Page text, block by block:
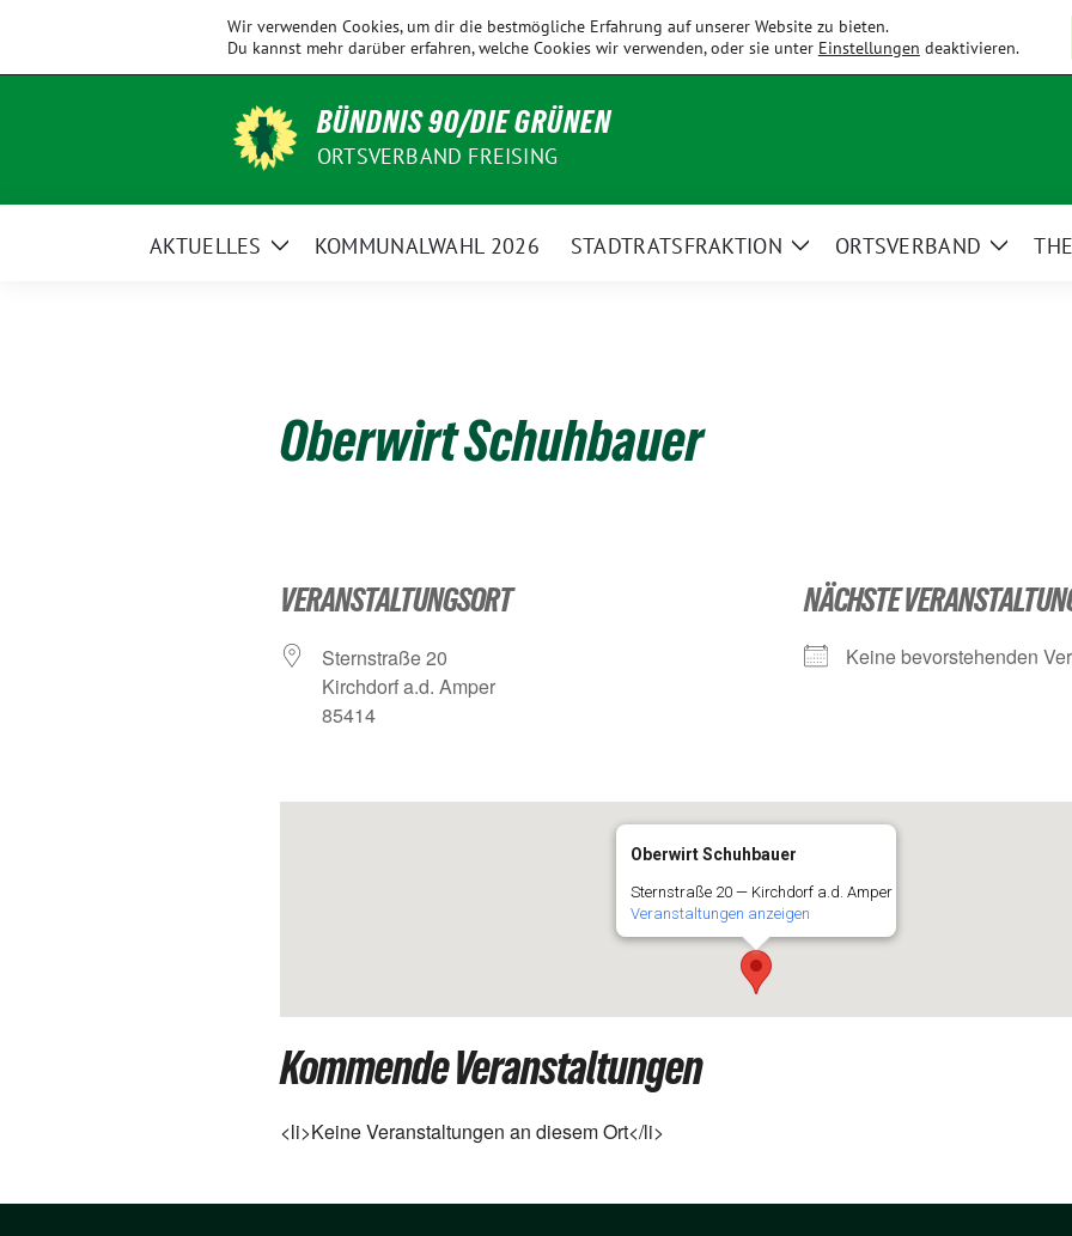
Inhalt
Allershausen Ampertal Eching Fahrenzhausen Hallbergmoos Holledau
BÜNDNIS 90/DIE GRÜNEN
ORTSVERBAND FREISING
AKTUELLES
ZeigeKOMMUNALWAHL 2026 STADTRATSFRAKTION
ZeigeORTSVERBAND
Zeige
Oberwirt Schuhbauer
VERANSTALTUNGSORT
Stern­stra­ße 20
Kirch­dorf a.d. Amper
85414
NÄCHSTE
Kei­ne bevor­ste­hen­den
Oberwirt Schuhbauer
Stern­stra­ße 20 — Kirch­dorf a.d. Amper
Ver­an­stal­tun­gen anzeigen
Kommende Veranstaltungen
<li>Keine Ver­an­stal­tun­gen an die­sem Ort</li>
Wir verwenden Cookies, um dir die bestmögliche Erfahrung auf unserer Website zu bieten.
Du kannst mehr darüber erfahren, welche Cookies wir verwenden, oder sie unter Einstellungen deaktivieren.